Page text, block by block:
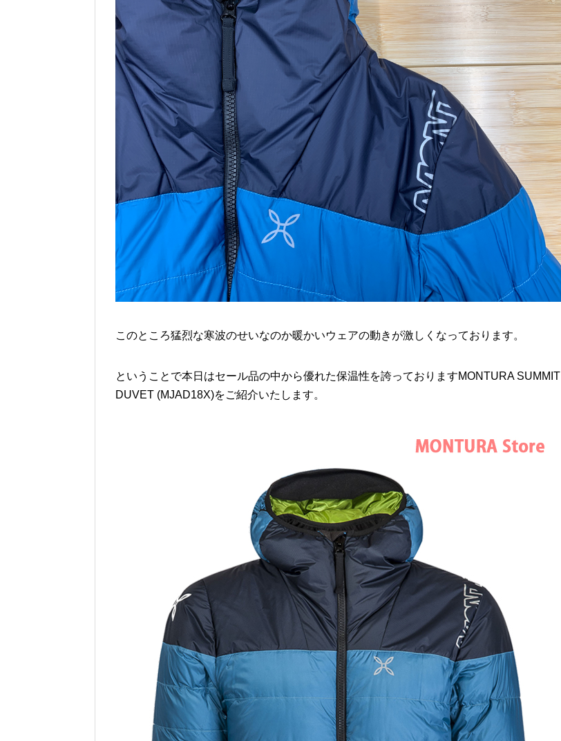
このところ猛烈な寒波のせいなのか暖かいウェアの動きが激しくなっております。
ということで本日はセール品の中から優れた保温性を誇っておりますMONTURA SUMMIT
DUVET (MJAD18X)をご紹介いたします。